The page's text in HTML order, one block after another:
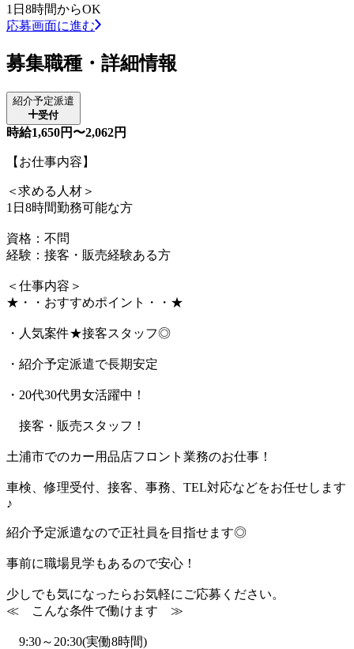
1日8時間からOK
応募画面に進む
募集職種・詳細情報
紹介予定派遣
受付
時給1,650円〜2,062円
【お仕事内容】
＜求める人材＞
1日8時間勤務可能な方
資格：不問
経験：接客・販売経験ある方
＜仕事内容＞
★・・おすすめポイント・・★
・人気案件★接客スタッフ◎
・紹介予定派遣で長期安定
・20代30代男女活躍中！
接客・販売スタッフ！
土浦市でのカー用品店フロント業務のお仕事！
車検、修理受付、接客、事務、TEL対応などをお任せします
♪
紹介予定派遣なので正社員を目指せます◎
事前に職場見学もあるので安心！
少しでも気になったらお気軽にご応募ください。
≪ こんな条件で働けます ≫
9:30～20:30(実働8時間)